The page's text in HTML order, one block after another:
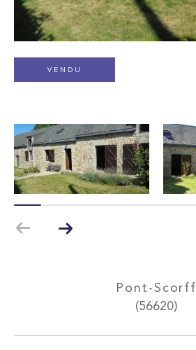
VENDU
Pont-Scorff
(56620)
Budget
1 2